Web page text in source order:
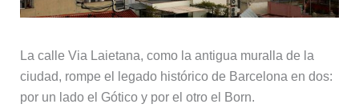
La calle Via Laietana, como la antigua muralla de la
ciudad, rompe el legado histórico de Barcelona en dos:
por un lado el Gótico y por el otro el Born.